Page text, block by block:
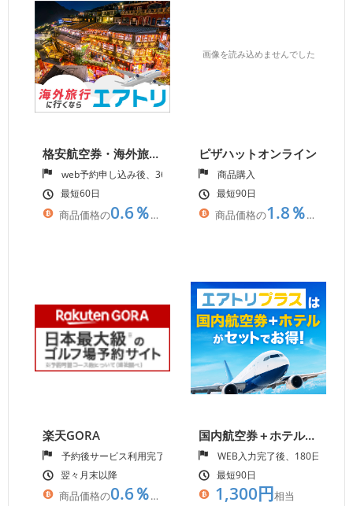
格安航空券・海外旅行の【エアトリ】 渡航・宿泊・旅行促進
web予約申し込み後、365日以内のホテル宿泊 または、渡航完了
最短60日
商品価格の0.6％相当
ピザハットオンライン
商品購入
最短90日
商品価格の1.8％相当
楽天GORA
予約後サービス利用完了
翌々月末以降
商品価格の0.6％相当
国内航空券＋ホテルの予約なら【エアトリプラス】
WEB入力完了後、180日以内の
最短90日
1,300円相当